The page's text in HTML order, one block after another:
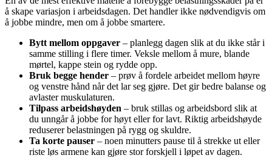
å skape variasjon i arbeidsdagen. Det handler ikke nødvendigvis om
å jobbe mindre, men om å jobbe smartere.
Bytt mellom oppgaver – planlegg dagen slik at du ikke står i
samme stilling i flere timer. Veksle mellom å mure, blande
mørtel, kappe stein og rydde opp.
Bruk begge hender – prøv å fordele arbeidet mellom høyre
og venstre hånd når det lar seg gjøre. Det gir bedre balanse og
avlaster muskulaturen.
Tilpass arbeidshøyden – bruk stillas og arbeidsbord slik at
du unngår å jobbe for høyt eller for lavt. Riktig arbeidshøyde
reduserer belastningen på rygg og skuldre.
Ta korte pauser – noen minutters pause til å strekke ut eller
riste løs armene kan gjøre stor forskjell i løpet av dagen.